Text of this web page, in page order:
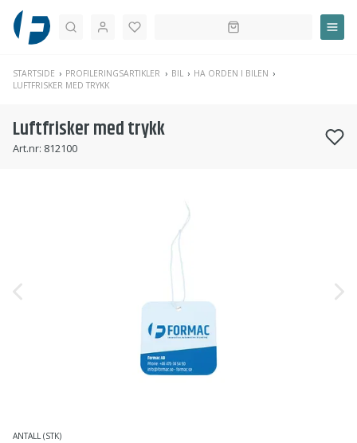
Søk
STARTSIDE PROFILERINGSARTIKLER BIL
HA ORDEN I BILEN
LUFTFRISKER MED TRYKK
Luftfrisker med trykk
Art.nr: 812100
ANTALL (STK)